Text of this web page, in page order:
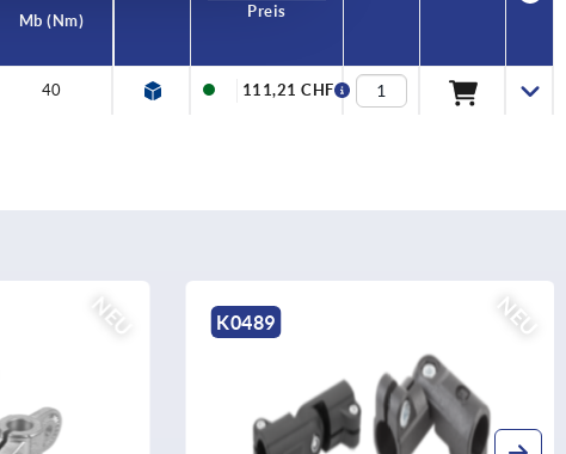
Mb (Nm)
Preis
40 111,21 CHF
NEU NEU
K0490